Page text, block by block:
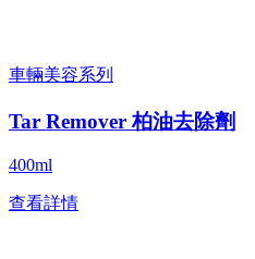
車輛美容系列
Tar Remover 柏油去除劑
400ml
查看詳情